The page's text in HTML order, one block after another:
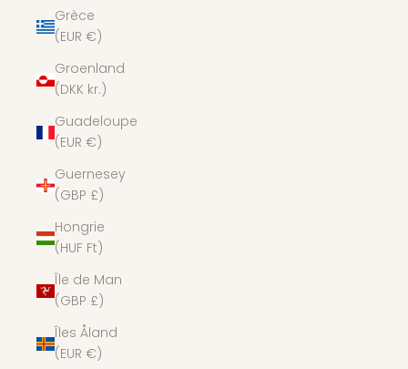
Grèce
(EUR €)
Groenland
(DKK kr.)
Guadeloupe
(EUR €)
Guernesey
(GBP £)
Hongrie
(HUF Ft)
Île de Man
(GBP £)
Îles Åland
(EUR €)